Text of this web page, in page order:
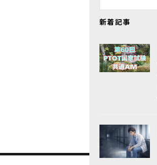
新着記事